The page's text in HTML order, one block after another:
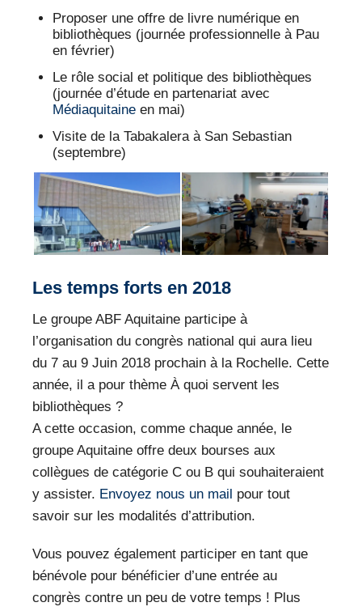
Proposer une offre de livre numérique en
bibliothèques (journée professionnelle à Pau
en février)
Le rôle social et politique des bibliothèques
(journée d’étude en partenariat avec
Médiaquitaineen mai)
Visite de la Tabakalera à San Sebastian
(septembre)
Les temps forts en 2018
Le groupe ABF Aquitaine participe à
l’organisation du congrès national qui aura lieu
du 7 au 9 Juin 2018 prochain à la Rochelle. Cette
année, il a pour thème À quoi servent les
bibliothèques ?
A cette occasion, comme chaque année, le
groupe Aquitaine offre deux bourses aux
collègues de catégorie C ou B qui souhaiteraient
y assister. Envoyez nous un mail pour tout
savoir sur les modalités d’attribution.
Vous pouvez également participer en tant que
bénévole pour bénéficier d’une entrée au
congrès contre un peu de votre temps ! Plus